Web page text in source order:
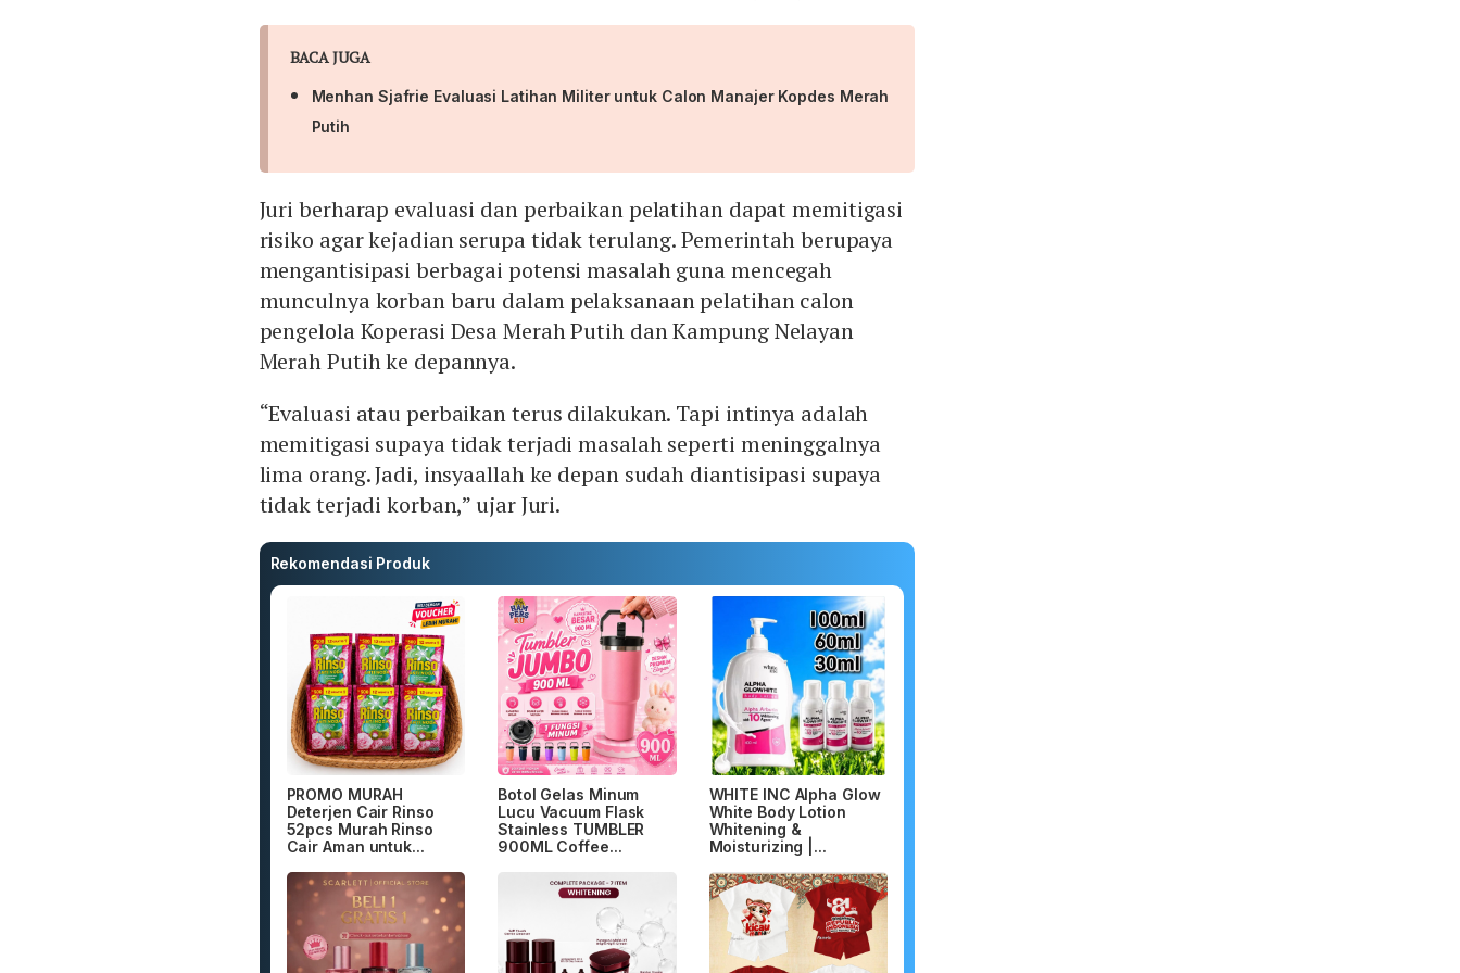
BACA JUGA
Menhan Sjafrie Evaluasi Latihan Militer untuk Calon Manajer Kopdes Merah
Putih
Juri berharap evaluasi dan perbaikan pelatihan dapat memitigasi
risiko agar kejadian serupa tidak terulang. Pemerintah berupaya
mengantisipasi berbagai potensi masalah guna mencegah
munculnya korban baru dalam pelaksanaan pelatihan calon
pengelola Koperasi Desa Merah Putih dan Kampung Nelayan
Merah Putih ke depannya.
“Evaluasi atau perbaikan terus dilakukan. Tapi intinya adalah
memitigasi supaya tidak terjadi masalah seperti meninggalnya
lima orang. Jadi, insyaallah ke depan sudah diantisipasi supaya
tidak terjadi korban,” ujar Juri.
Rekomendasi Produk
PROMO MURAH
Deterjen Cair Rinso
52pcs Murah Rinso
Cair Aman untuk...
Botol Gelas Minum
Lucu Vacuum Flask
Stainless TUMBLER
900ML Coffee...
WHITE INC Alpha Glow
White Body Lotion
Whitening &
Moisturizing |...